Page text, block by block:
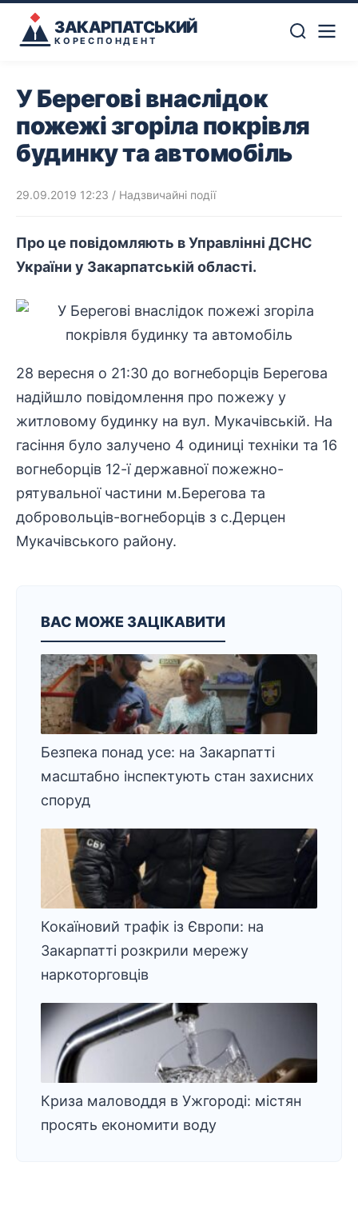
ЗАКАРПАТСЬКИЙ
КОРЕСПОНДЕНТ
У Берегові внаслідок
пожежі згоріла покрівля
будинку та автомобіль
29.09.2019 12:23 / Надзвичайні події
Про це повідомляють в Управлінні ДСНС
України у Закарпатській області.
28 вересня о 21:30 до вогнеборців Берегова
надійшло повідомлення про пожежу у
житловому будинку на вул. Мукачівській. На
гасіння було залучено 4 одиниці техніки та 16
вогнеборців 12-ї державної пожежно-
рятувальної частини м.Берегова та
добровольців-вогнеборців з с.Дерцен
Мукачівського району.
ВАС МОЖЕ ЗАЦІКАВИТИ
Безпека понад усе: на Закарпатті
масштабно інспектують стан захисних
споруд
Кокаїновий трафік із Європи: на
Закарпатті розкрили мережу
наркоторговців
Криза маловоддя в Ужгороді: містян
просять економити воду